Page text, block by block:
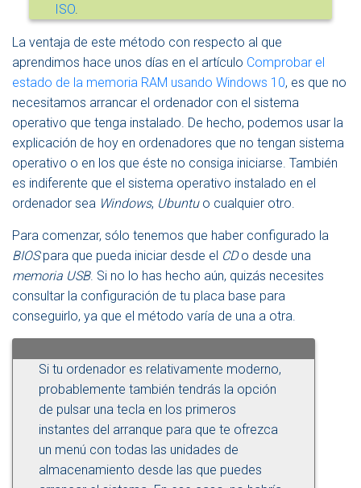
ISO.
La ventaja de este método con respecto al que
aprendimos hace unos días en el artículo Comprobar el
estado de la memoria RAM usando Windows 10, es que no
necesitamos arrancar el ordenador con el sistema
operativo que tenga instalado. De hecho, podemos usar la
explicación de hoy en ordenadores que no tengan sistema
operativo o en los que éste no consiga iniciarse. También
es indiferente que el sistema operativo instalado en el
ordenador sea Windows, Ubuntuo cualquier otro.
Para comenzar, sólo tenemos que haber configurado la
BIOSpara que pueda iniciar desde el CDo desde una
memoria USB. Si no lo has hecho aún, quizás necesites
consultar la configuración de tu placa base para
conseguirlo, ya que el método varía de una a otra.
Si tu ordenador es relativamente moderno,
probablemente también tendrás la opción
de pulsar una tecla en los primeros
instantes del arranque para que te ofrezca
un menú con todas las unidades de
almacenamiento desde las que puedes